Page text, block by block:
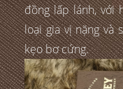
đồng lấp lánh, với
loại gia vị nặng và
kẹo bơ cứng.